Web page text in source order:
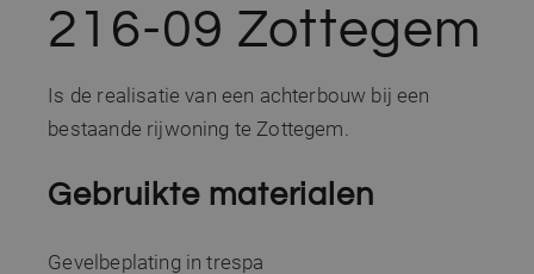
216-09 Zottegem
Is de realisatie van een achterbouw bij een
bestaande rijwoning te Zottegem.
Gebruikte materialen
Gevelbeplating in trespa